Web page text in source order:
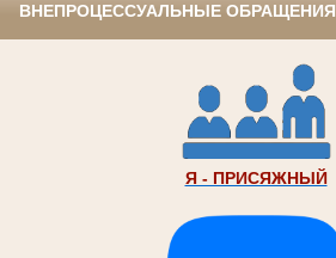
ВНЕПРОЦЕССУАЛЬНЫЕ ОБРАЩЕНИЯ
Я - ПРИСЯЖНЫЙ